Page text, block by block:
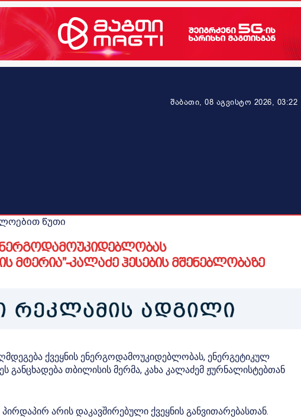
შაბათი, 08 აგვისტო 2026, 03:22
წუთი
მტერია”-კალაძე ჰესების მშენებლობაზე
ქვეყნის ენერგოდამოუკიდებლობას, ენერგეტიკულ
ეს განცხადება თბილისის მერმა, კახა კალაძემ ჟურნალისტებთან
პირდაპირ არის დაკავშირებული ქვეყნის განვითარებასთან.